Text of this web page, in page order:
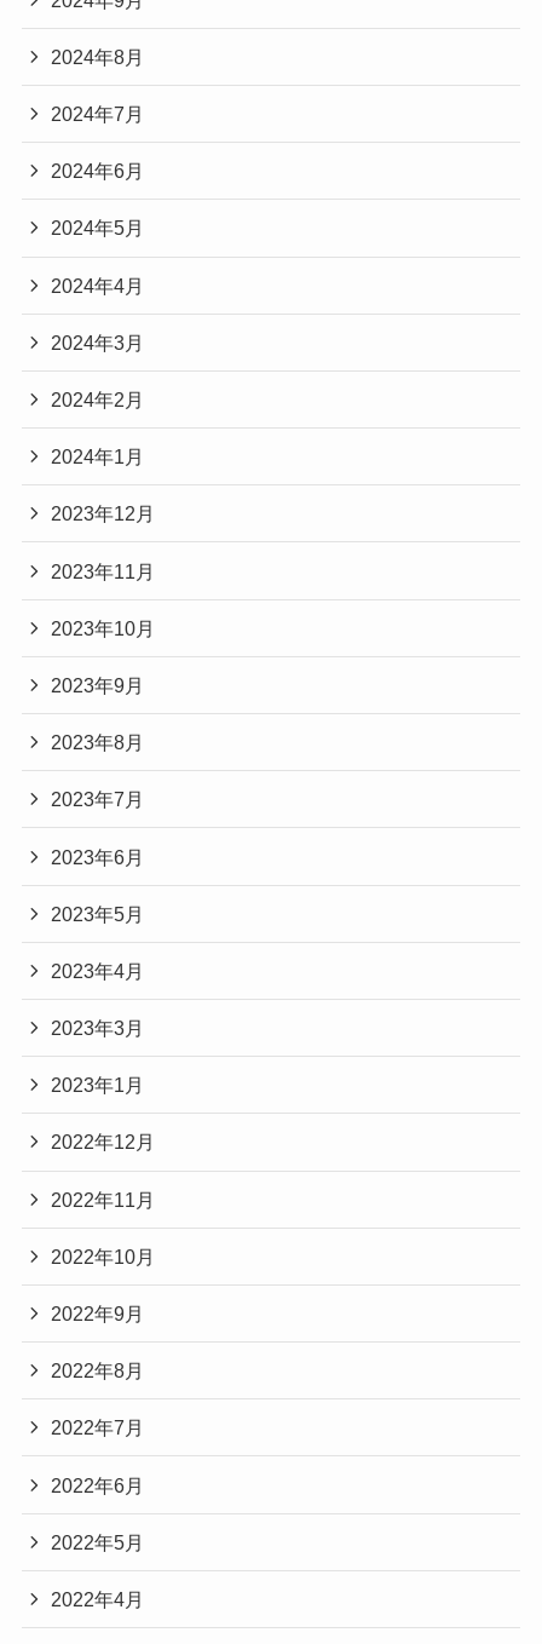
2024年8月
2024年7月
2024年6月
2024年5月
2024年4月
2024年3月
2024年2月
2024年1月
2023年12月
2023年11月
2023年10月
2023年9月
2023年8月
2023年7月
2023年6月
2023年5月
2023年4月
2023年3月
2023年1月
2022年12月
2022年11月
2022年10月
2022年9月
2022年8月
2022年7月
2022年6月
2022年5月
2022年4月